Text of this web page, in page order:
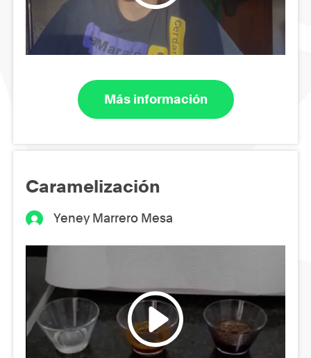
Más información
Caramelización
Yeney Marrero Mesa